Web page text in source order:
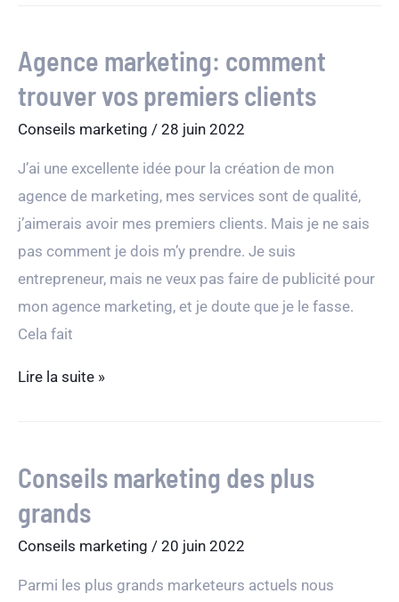
marketing
puissant
Agence marketing: comment
trouver vos premiers clients
Conseils marketing / 28 juin 2022
J’ai une excellente idée pour la création de mon
agence de marketing, mes services sont de qualité,
j’aimerais avoir mes premiers clients. Mais je ne sais
pas comment je dois m’y prendre. Je suis
entrepreneur, mais ne veux pas faire de publicité pour
mon agence marketing, et je doute que je le fasse.
Cela fait
Agence
vos
premiers
clients
Lire la suite »
Conseils marketing des plus
grands
Conseils marketing / 20 juin 2022
Parmi les plus grands marketeurs actuels nous